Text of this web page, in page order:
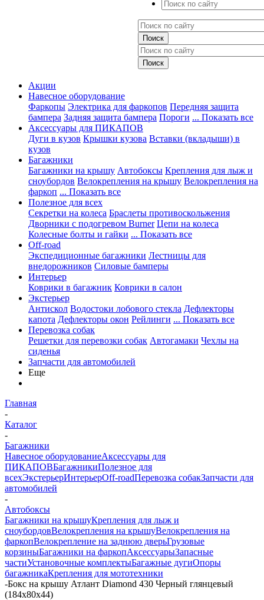
Акции
Навесное оборудование
Фаркопы Электрика для фаркопов Передняя защита
бампера Задняя защита бампера Пороги ... Показать все
Аксессуары для ПИКАПОВ
Дуги в кузов Крышки кузова Вставки (вкладыши) в
кузов
Багажники
Багажники на крышу Автобоксы Крепления для лыж и
сноубордов Велокрепления на крышу Велокрепления на
фаркоп ... Показать все
Полезное для всех
Секретки на колеса Браслеты противоскольжения
Дворники с подогревом Burner Цепи на колеса
Колесные болты и гайки ... Показать все
Off-road
Экспедиционные багажники Лестницы для
внедорожников Силовые бамперы
Интерьер
Коврики в багажник Коврики в салон
Экстерьер
Антискол Водостоки лобового стекла Дефлекторы
капота Дефлекторы окон Рейлинги ... Показать все
Перевозка собак
Решетки для перевозки собак Автогамаки Чехлы на
сиденья
Запчасти для автомобилей
Еще
Главная
-
Каталог
-
Багажники
Навесное оборудованиеАксессуары для
ПИКАПОВБагажникиПолезное для
всехЭкстерьерИнтерьерOff-roadПеревозка собакЗапчасти для
автомобилей
-
Автобоксы
Багажники на крышуКрепления для лыж и
сноубордовВелокрепления на крышуВелокрепления на
фаркопВелокрепление на заднюю дверьГрузовые
корзиныБагажники на фаркопАксессуарыЗапасные
частиУстановочные комплектыБагажные дугиОпоры
багажникаКрепления для мототехники
-Бокс на крышу Атлант Diamond 430 Черный глянцевый
(184х80х44)